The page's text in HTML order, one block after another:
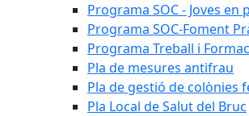
Programa SOC - Joves en
Programa SOC-Foment
Programa Treball i
Pla de mesures antifrau
Pla de gestió de colònies
Pla Local de Salut del Bruc